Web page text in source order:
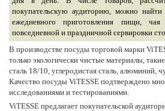
покупательскую аудиторию, можно
ежедневного приготовления пищи,
повседневной и праздничной сервировки
В производстве посуды торговой марки
только экологически чистые материалы,
сталь 18/10, углеродистая сталь, алюминий,
Качество посуды ViTESSE подтверждено
исследованиями и тестированиями.
ViTESSE предлагает покупательской